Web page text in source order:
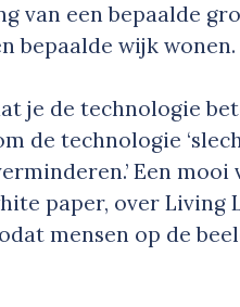
een bepaalde
bepaalde wijk wonen.
je de technologie
de technologie
Een
paper, over Living
mensen op de